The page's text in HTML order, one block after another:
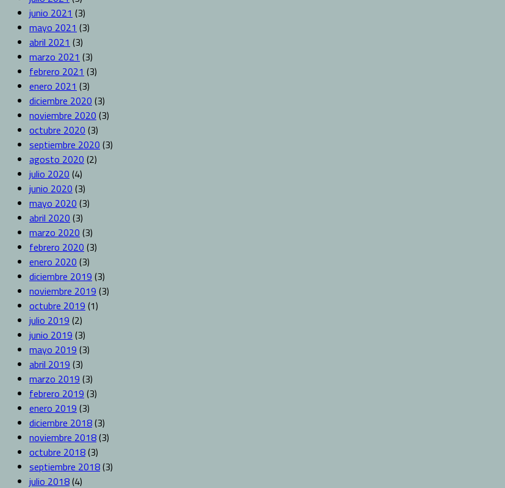
junio 2021 (3)
mayo 2021 (3)
abril 2021 (3)
marzo 2021 (3)
febrero 2021 (3)
enero 2021 (3)
diciembre 2020 (3)
noviembre 2020 (3)
octubre 2020 (3)
septiembre 2020 (3)
agosto 2020 (2)
julio 2020 (4)
junio 2020 (3)
mayo 2020 (3)
abril 2020 (3)
marzo 2020 (3)
febrero 2020 (3)
enero 2020 (3)
diciembre 2019 (3)
noviembre 2019 (3)
octubre 2019 (1)
julio 2019 (2)
junio 2019 (3)
mayo 2019 (3)
abril 2019 (3)
marzo 2019 (3)
febrero 2019 (3)
enero 2019 (3)
diciembre 2018(3)
noviembre 2018(3)
octubre 2018(3)
septiembre 2018(3)
julio 2018(4)